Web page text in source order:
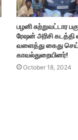
பழனி சுற்றுவட்டார
ரேஷன் அரிசி கடத்தி
வளைத்து கைது
காவல்துறையினர்!
October 18, 2024